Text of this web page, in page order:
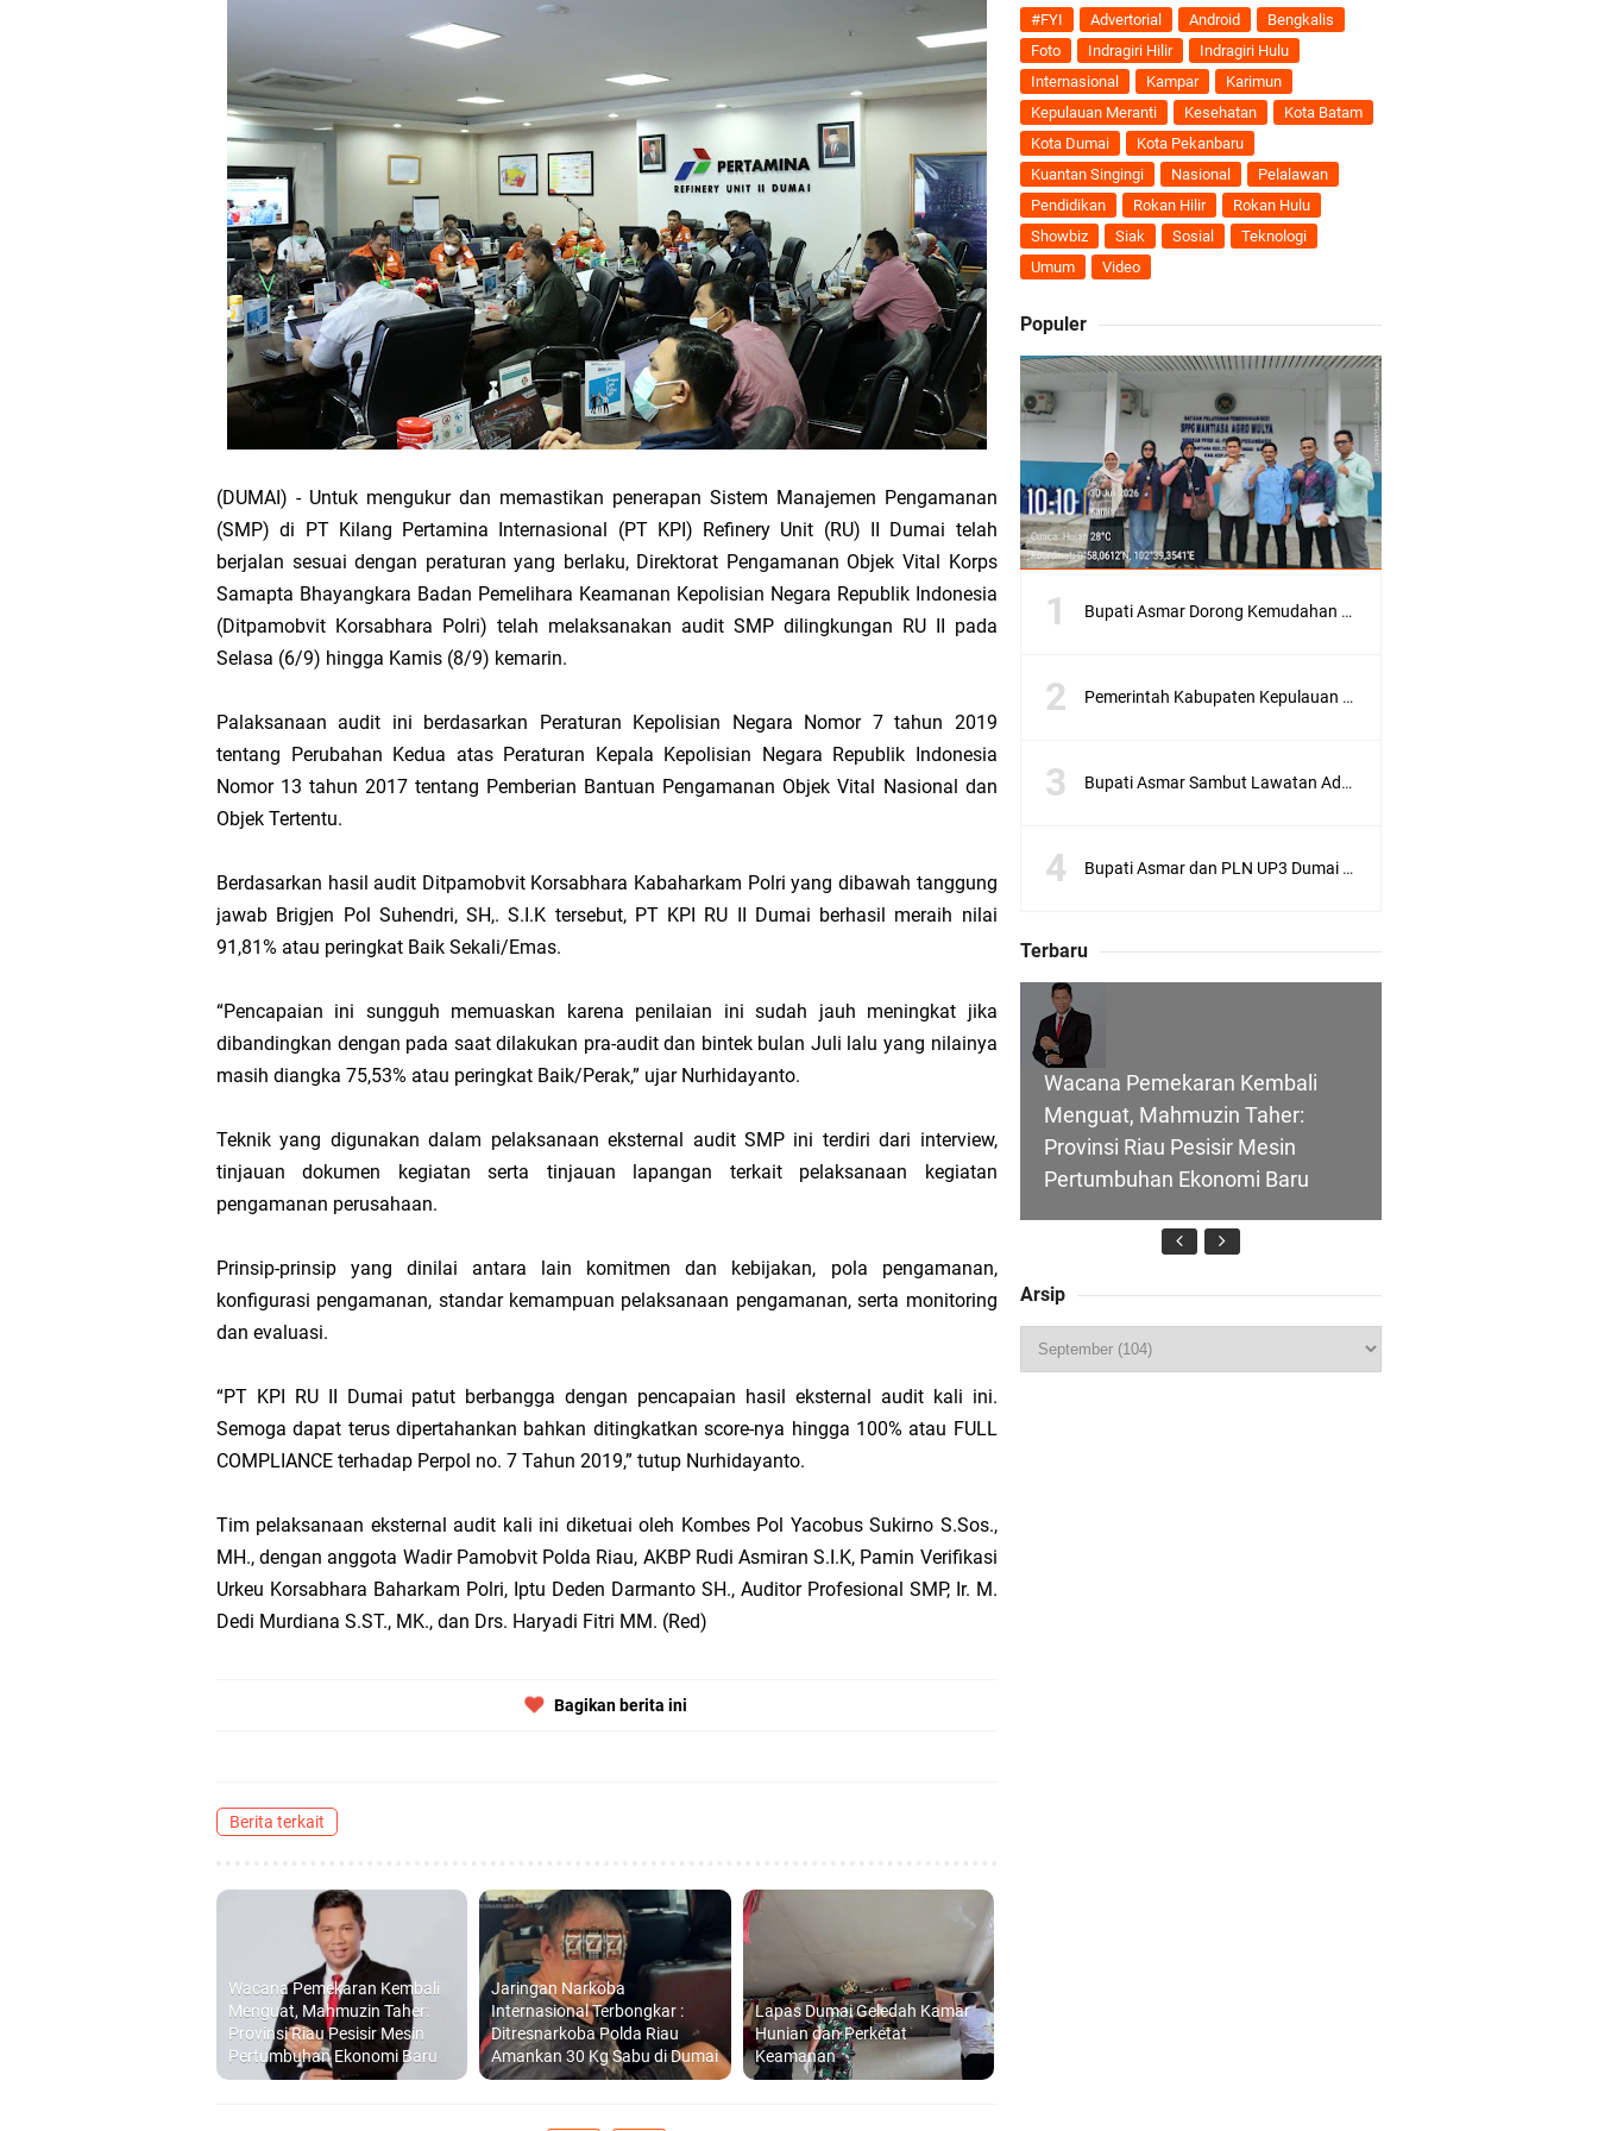
Wacana Pemekaran Kembali Menguat, Mahmuzin Taher: Provinsi Riau Pesisir Mesin Pertumbuhan Ekonomi
Baru
Bupati Asmar dan PLN UP3 Dumai Perkuat Sinergi, Pastikan Layanan Listrik Kepulauan Meranti Semakin Andal
Pemerintah Kabupaten Kepulauan Meranti Kembali Merombak 3 Pejabat Eselon III. A Serta III. B
Pemkab Meranti dan Unilak Perkuat Sinergi Tingkatkan Kualitas SDM Daerah
133 Personel Berprestasi Diguyur Penghargaan, Kapolda Riau: Bangun Kepercayaan Publik dengan Karya Nyata
Pengurus PWI Kepulauan Meranti Periode 2026–2029 Resmi Dilantik
Wabup Muzamil Bahas Penegasan Batas Wilayah Kepulauan Meranti, Kemendagri Beri Arahan Pengusulan
Hak DBH
Bupati Asmar Dorong Kemudahan Layanan Pensiun ASN melalui Sinergi dengan BRK Syariah
Audiensi Bupati Asmar Berbuah Komitmen BNPP RI Kawal Pembangunan Kawasan Perbatasan Meranti
Camat Pulau Merbau Hermansyah, S.H. Sampaikan Tahniah Hari Jadi ke-14 Kecamatan Tasik Putri Puyu
Pelepasan TEP 2026 IPB University, Wamen Viva Yoga: Kampus Berkontribusi Memajukan Kawasan
AKBP Gede Adi Pimpin Apel Perdana, Titip Tiga Pesan untuk Seluruh Personel
Kementerian PU
Bupati Asmar Hadiri Sarasehan Kebangsaan MPR RI, Dorong Kemandirian Fiskal Daerah Melalui Skema
Obligasi Daerah
(DUMAI) -‎ Untuk mengukur dan memastikan penerapan Sistem Manajemen Pengamanan
(SMP) di PT Kilang Pertamina Internasional (PT KPI) Refinery Unit (RU) II Dumai telah
berjalan sesuai dengan peraturan yang berlaku, Direktorat Pengamanan Objek Vital Korps
Samapta Bhayangkara Badan Pemelihara Keamanan Kepolisian Negara Republik Indonesia
(Ditpamobvit Korsabhara Polri) telah melaksanakan audit SMP dilingkungan RU II pada
Selasa (6/9) hingga Kamis (8/9) kemarin.
Palaksanaan audit ini berdasarkan Peraturan Kepolisian Negara Nomor 7 tahun 2019
tentang Perubahan Kedua atas Peraturan Kepala Kepolisian Negara Republik Indonesia
Nomor 13 tahun 2017 tentang Pemberian Bantuan Pengamanan Objek Vital Nasional dan
Objek Tertentu.
Berdasarkan hasil audit Ditpamobvit Korsabhara Kabaharkam Polri yang dibawah tanggung
jawab Brigjen Pol Suhendri, SH,. S.I.K tersebut, PT KPI RU II Dumai berhasil meraih nilai
91,81% atau peringkat Baik Sekali/Emas.
“Pencapaian ini sungguh memuaskan karena penilaian ini sudah jauh meningkat jika
dibandingkan dengan pada saat dilakukan pra-audit dan bintek bulan Juli lalu yang nilainya
masih diangka 75,53% atau peringkat Baik/Perak,” ujar Nurhidayanto.
Teknik yang digunakan dalam pelaksanaan eksternal audit SMP ini terdiri dari interview,
tinjauan dokumen kegiatan serta tinjauan lapangan terkait pelaksanaan kegiatan
pengamanan perusahaan.
Prinsip-prinsip yang dinilai antara lain komitmen dan kebijakan, pola pengamanan,
konfigurasi pengamanan, standar kemampuan pelaksanaan pengamanan, serta monitoring
dan evaluasi.
“PT KPI RU II Dumai patut berbangga dengan pencapaian hasil eksternal audit kali ini.
Semoga dapat terus dipertahankan bahkan ditingkatkan score-nya hingga 100% atau FULL
COMPLIANCE terhadap Perpol no. 7 Tahun 2019,” tutup Nurhidayanto.
Tim pelaksanaan eksternal audit kali ini diketuai oleh Kombes Pol Yacobus Sukirno S.Sos.,
MH., dengan anggota Wadir Pamobvit Polda Riau, AKBP Rudi Asmiran S.I.K, Pamin Verifikasi
Urkeu Korsabhara Baharkam Polri, Iptu Deden Darmanto SH., Auditor Profesional SMP, Ir. M.
Dedi Murdiana S.ST., MK., dan Drs. Haryadi Fitri MM. (Red)
Bagikan berita ini
Berita terkait
Wacana Pemekaran Kembali
Menguat, Mahmuzin Taher:
Provinsi Riau Pesisir Mesin
Pertumbuhan Ekonomi Baru
Jaringan Narkoba
Internasional Terbongkar :
Ditresnarkoba Polda Riau
Amankan 30 Kg Sabu di Dumai
Lapas Dumai Geledah Kamar
Hunian dan Perketat
Keamanan
#FYI Advertorial Android
Bengkalis
Foto
Indragiri Hilir
Indragiri Hulu
Internasional
Kampar
Karimun
Kepulauan Meranti
Kesehatan
Kota Batam
Kota Dumai
Kota Pekanbaru
Kuantan Singingi
Nasional
Pelalawan
Pendidikan
Rokan Hilir
Rokan Hulu
Showbiz
Siak Sosial
Teknologi
Umum
Video
Populer
Bupati Asmar Dorong Kemudahan Layanan Pensiun ASN melalui Sinergi dengan BRK Syariah
Pemerintah Kabupaten Kepulauan Meranti Kembali Merombak 3 Pejabat Eselon III. A Serta III. B
Bupati Asmar Sambut Lawatan Adat Melaka, Perkuat Ikatan Serumpun Indonesia–Malaysia di Kepulauan Meranti
Bupati Asmar dan PLN UP3 Dumai Perkuat Sinergi, Pastikan Layanan Listrik Kepulauan Meranti Semakin Andal
Terbaru
Wacana Pemekaran Kembali
Menguat, Mahmuzin Taher:
Provinsi Riau Pesisir Mesin
Pertumbuhan Ekonomi Baru
HUT IBI Ke-75, Bupati Asmar:
Arsip